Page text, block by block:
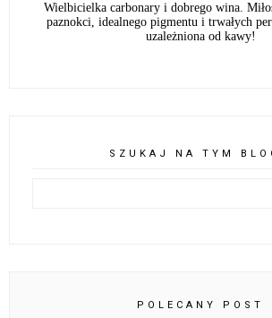
Wielbicielka carbonary i dobrego wina.
paznokci, idealnego pigmentu i trwałych
uzależniona od kawy!
SZUKAJ NA TYM
POLECANY POST